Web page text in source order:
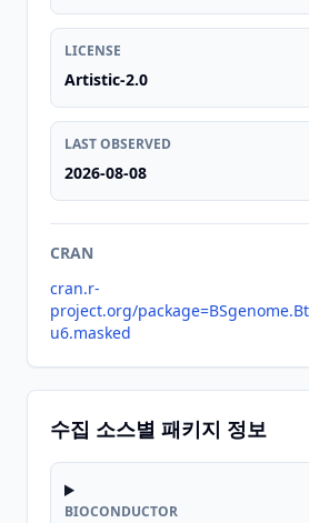
LICENSE
Artistic-2.0
LAST OBSERVED
2026-08-08
CRAN
cran.r-
project.org/
u6.masked
수집 소스별 패키지 정보
BIOCONDUCTOR